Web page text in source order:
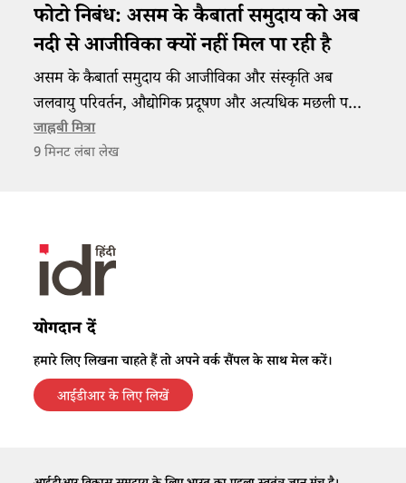
फोटो निबंध: असम के कैबार्ता समुदाय को अब
नदी से आजीविका क्यों नहीं मिल पा रही है
असम के कैबार्ता समुदाय की आजीविका और संस्कृति अब
जलवायु परिवर्तन, औद्योगिक प्रदूषण और अत्यधिक मछली पकड़े
जाने जैसे कारणों के चलते संकट में है।
जाह्नबी मित्रा
9 मिनट लंबा लेख
योगदान दें
हमारे लिए लिखना चाहते हैं तो अपने वर्क सैंपल के साथ मेल करें।
आईडीआर के लिए लिखें